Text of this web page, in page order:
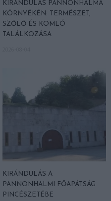
KIRÁNDULÁS PANNONHALMA
KÖRNYÉKÉN: TERMÉSZET,
SZŐLŐ ÉS KOMLÓ
TALÁLKOZÁSA
KIRÁNDULÁS A
PANNONHALMI FŐAPÁTSÁG
PINCÉSZETÉBE